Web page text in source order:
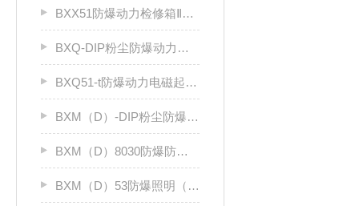
BXX51防爆动力检修箱ⅡB、ⅡC
BXQ-DIP粉尘防爆动力（电磁）起动箱
BXQ51-t防爆动力电磁起动箱
BXM（D）-DIP粉尘防爆照明（动力）配电箱
BXM（D）8030防爆防腐照明动力配电箱（Ⅱ C）
BXM（D）53防爆照明（动力）配电箱ⅡC